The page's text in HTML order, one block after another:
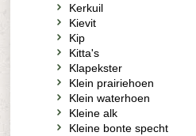
Kerkuil
Kievit
Kip
Kitta's
Klapekster
Klein prairiehoen
Klein waterhoen
Kleine alk
Kleine bonte specht